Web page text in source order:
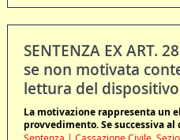
SENTENZA EX ART.
se non motivata
lettura del dispositivo
La motivazione rappresenta un
provvedimento. Se successiva